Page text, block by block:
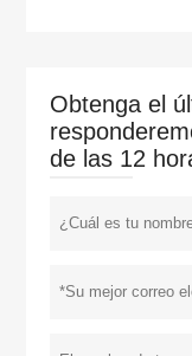
Obtenga el
de las 12